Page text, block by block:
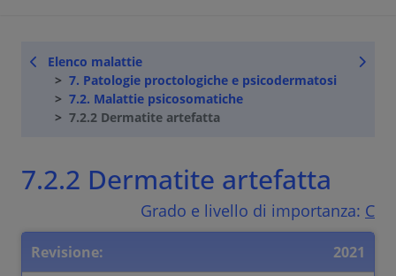
Elenco malattie
7. Patologie proctologiche e psicodermatosi
7.2. Malattie psicosomatiche
7.2.2 Dermatite artefatta
7.2.2 Dermatite artefatta
Grado e livello di importanza: C
Revisione: 2021